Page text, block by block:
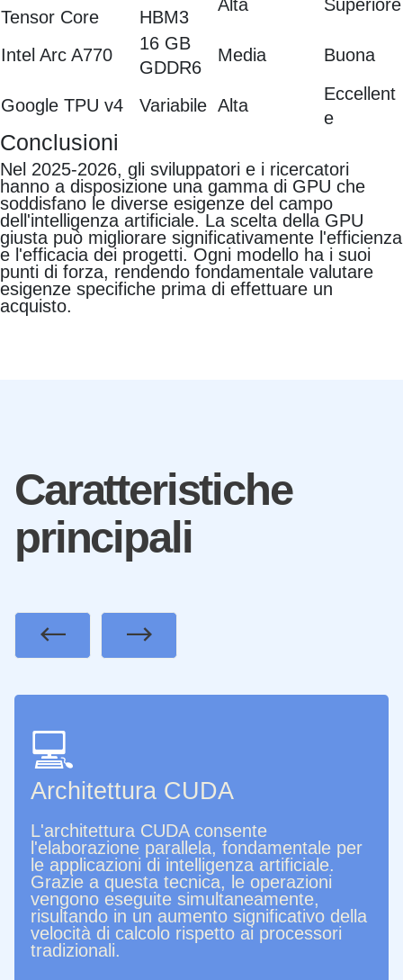
Tensor Core
HBM3
Alta Superiore
Intel Arc A770
16 GB
GDDR6
Media Buona
Google TPU v4 Variabile Alta
Eccellent
e
Conclusioni
Nel 2025-2026, gli sviluppatori e i ricercatori
hanno a disposizione una gamma di GPU che
soddisfano le diverse esigenze del campo
dell'intelligenza artificiale. La scelta della GPU
giusta può migliorare significativamente l'efficienza
e l'efficacia dei progetti. Ogni modello ha i suoi
punti di forza, rendendo fondamentale valutare
esigenze specifiche prima di effettuare un
acquisto.
Caratteristiche
principali
💻
Architettura CUDA
L'architettura CUDA consente
l'elaborazione parallela, fondamentale per
le applicazioni di intelligenza artificiale.
Grazie a questa tecnica, le operazioni
vengono eseguite simultaneamente,
risultando in un aumento significativo della
velocità di calcolo rispetto ai processori
tradizionali.
PreviousNext